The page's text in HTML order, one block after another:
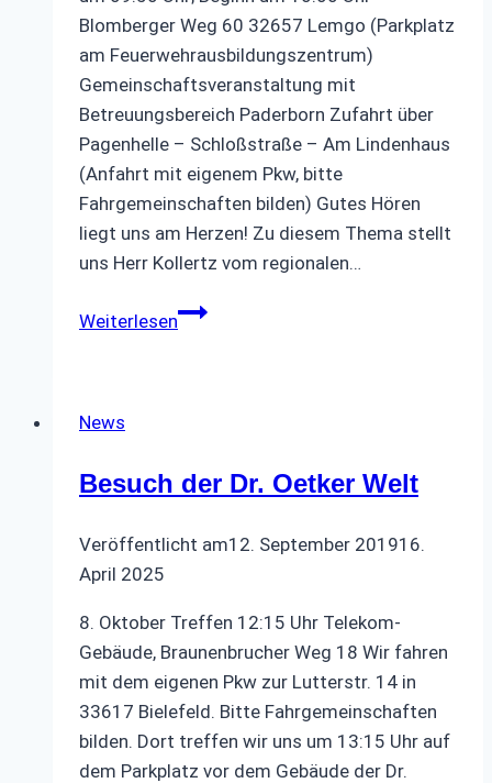
Blomberger Weg 60 32657 Lemgo (Parkplatz
am Feuerwehrausbildungszentrum)
Gemeinschaftsveranstaltung mit
Betreuungsbereich Paderborn Zufahrt über
Pagenhelle – Schloßstraße – Am Lindenhaus
(Anfahrt mit eigenem Pkw, bitte
Fahrgemeinschaften bilden) Gutes Hören
liegt uns am Herzen! Zu diesem Thema stellt
uns Herr Kollertz vom regionalen…
WeiterlesenVortrag
News
Besuch der Dr. Oetker Welt
Veröffentlicht am12. September 201916.
April 2025
8. Oktober Treffen 12:15 Uhr Telekom-
Gebäude, Braunenbrucher Weg 18 Wir fahren
mit dem eigenen Pkw zur Lutterstr. 14 in
33617 Bielefeld. Bitte Fahrgemeinschaften
bilden. Dort treffen wir uns um 13:15 Uhr auf
dem Parkplatz vor dem Gebäude der Dr.